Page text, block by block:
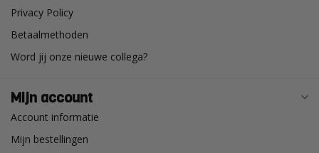
Privacy Policy
Betaalmethoden
Word jij onze nieuwe collega?
Mijn account
Account informatie
Mijn bestellingen